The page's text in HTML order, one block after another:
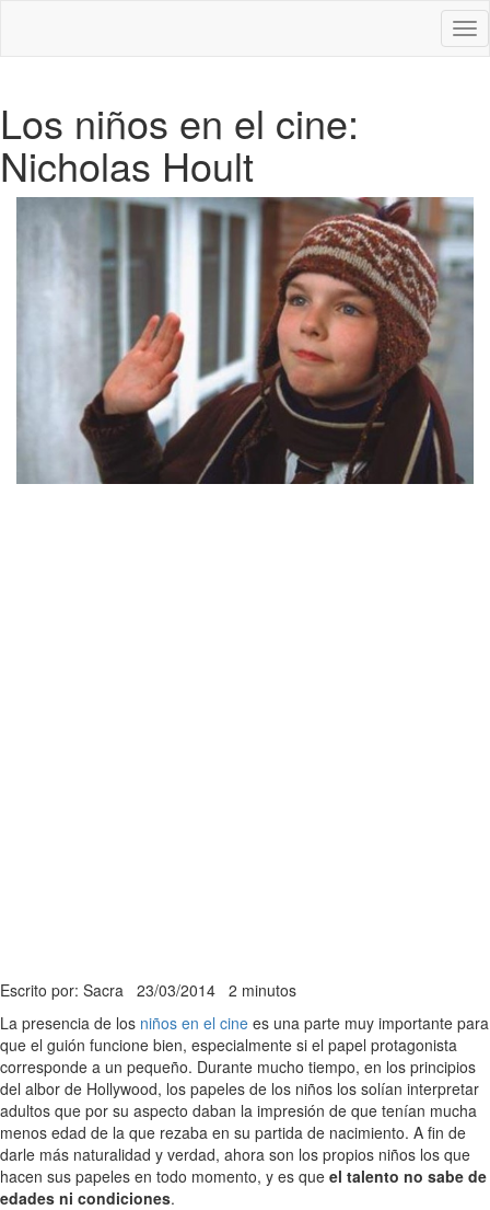
Los niños en el cine:
Nicholas Hoult
Escrito por: Sacra 23/03/2014 2 minutos
La presencia de los niños en el cine es una parte muy importante para
que el guión funcione bien, especialmente si el papel protagonista
corresponde a un pequeño. Durante mucho tiempo, en los principios
del albor de Hollywood, los papeles de los niños los solían interpretar
adultos que por su aspecto daban la impresión de que tenían mucha
menos edad de la que rezaba en su partida de nacimiento. A fin de
darle más naturalidad y verdad, ahora son los propios niños los que
hacen sus papeles en todo momento, y es que el talento no sabe de
edades ni condiciones.